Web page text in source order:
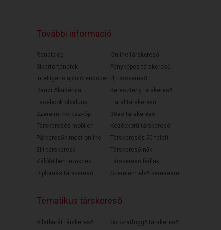
További információ
Randiblog
Sikertörténetek
Intelligens ajánlórendszer
Randi Akadémia
Facebook oldalunk
Szerelmi horoszkóp
Társkeresés mobilon
Párkeresők most online
Elit társkereső
Válófélben lévőknek
Diplomás társkereső
Online társkereső
Fényképes társkereső
Új társkereső
Keresztény társkereső
Fiatal társkereső
30as társkereső
Középkorú társkereső
Társkeresés 50 felett
Társkereső nők
Társkereső férfiak
Szerelem első keresésre
Tematikus társkereső
Állatbarát társkereső
Sorozatfüggő társkereső